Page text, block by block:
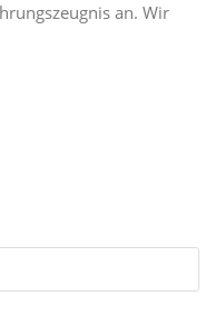
an. Wir